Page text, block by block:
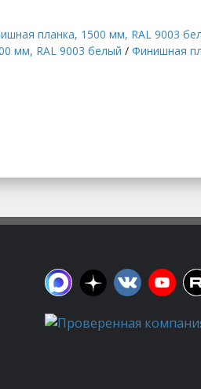
планка, 1500 мм, RAL 9003
мм, RAL 9003 белый /Финишная